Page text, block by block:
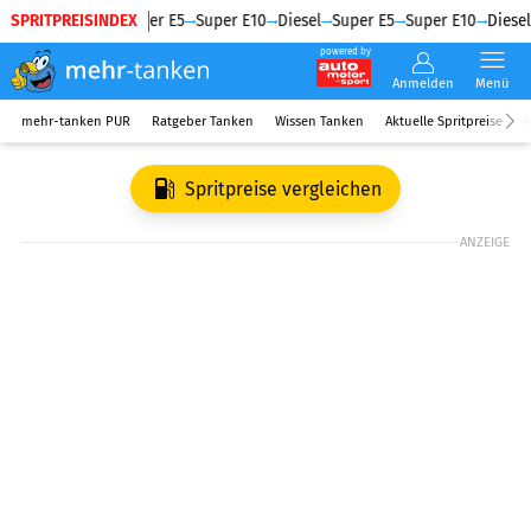
SPRITPREISINDEX
Diesel Super E5 Super E10 Diesel Super E5 Super E10 Diesel
powered by
Anmelden Menü
mehr-tanken PUR Ratgeber Tanken Wissen Tanken Aktuelle Spritpreise
Spritpreise vergleichen
ANZEIGE